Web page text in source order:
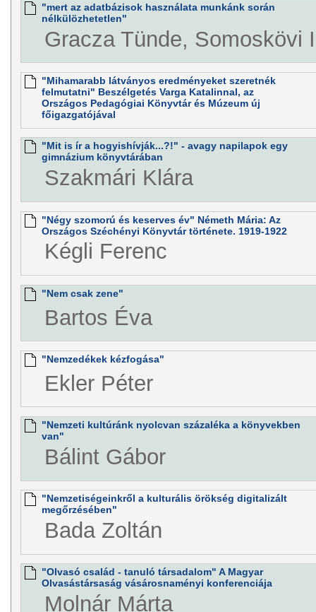
"mert az adatbázisok használata munkánk során
nélkülözhetetlen"
Gracza Tünde, Somoskövi
"Mihamarabb látványos eredményeket szeretnék
felmutatni" Beszélgetés Varga Katalinnal, az
Országos Pedagógiai Könyvtár és Múzeum új
főigazgatójával
"Mit is ír a hogyishívják...?!" - avagy napilapok egy
gimnázium könyvtárában
Szakmári Klára
"Négy szomorú és keserves év" Németh Mária: Az
Országos Széchényi Könyvtár története. 1919-1922
Kégli Ferenc
"Nem csak zene"
Bartos Éva
"Nemzedékek kézfogása"
Ekler Péter
"Nemzeti kultúránk nyolcvan százaléka a könyvekben
van"
Bálint Gábor
"Nemzetiségeinkről a kulturális örökség digitalizált
megőrzésében"
Bada Zoltán
"Olvasó család - tanuló társadalom" A Magyar
Olvasástársaság vásárosnaményi konferenciája
Molnár Márta